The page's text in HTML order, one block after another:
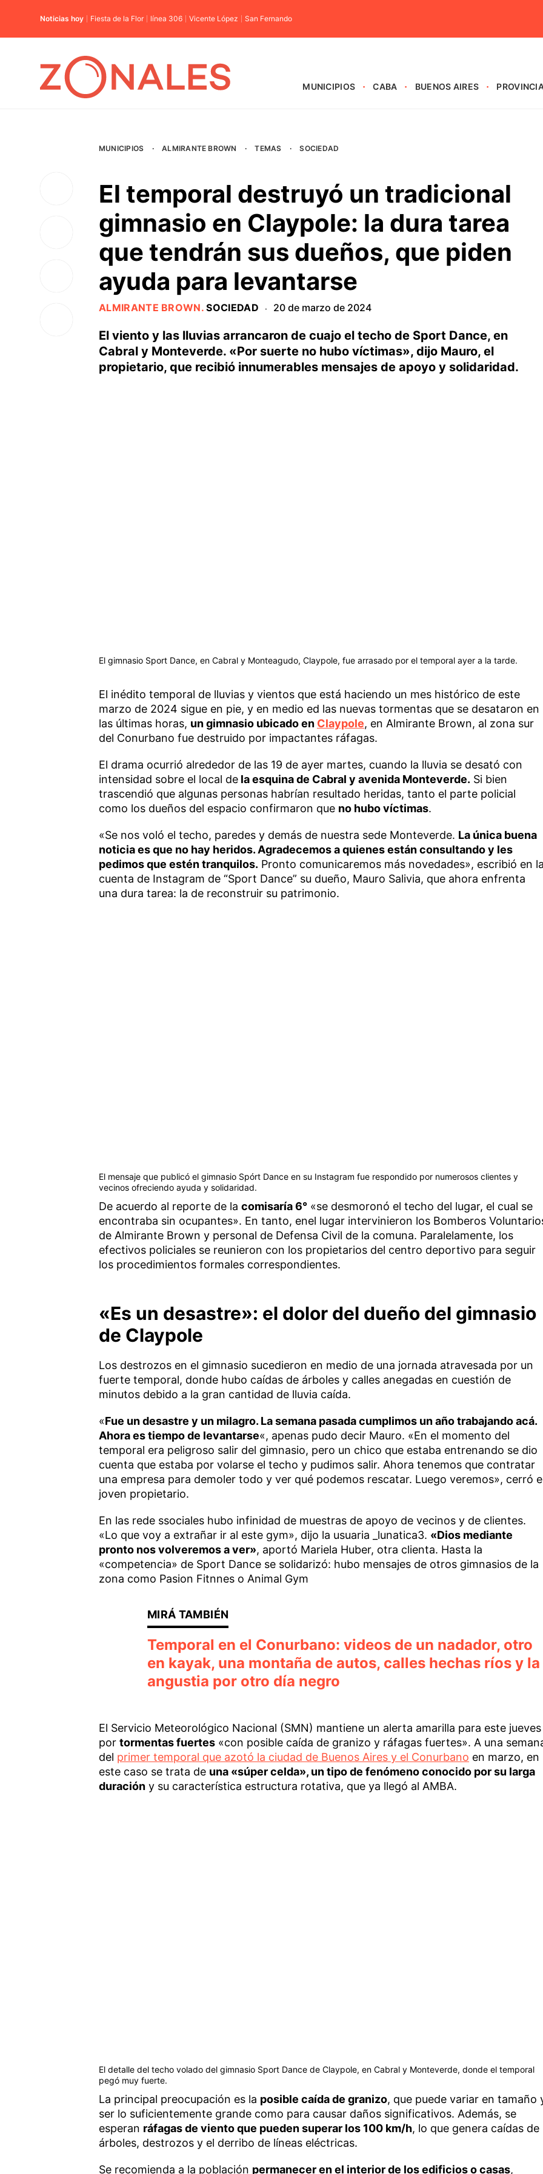
Noticias hoy Fiesta de la Flor línea 306 Vicente López San Fernando
MUNICIPIOS CABA BUENOS AIRES
MUNICIPIOS · ALMIRANTE BROWN · TEMAS · SOCIEDAD
El temporal destruyó un tradicional
gimnasio en Claypole: la dura tarea
que tendrán sus dueños, que piden
ayuda para levantarse
ALMIRANTE BROWN.SOCIEDAD · 20 de marzo de 2024
El viento y las lluvias arrancaron de cuajo el techo de Sport Dance, en
Cabral y Monteverde. «Por suerte no hubo víctimas», dijo Mauro, el
propietario, que recibió innumerables mensajes de apoyo y solidaridad.
El gimnasio Sport Dance, en Cabral y Monteagudo, Claypole, fue arrasado por el temporal ayer a la tarde.
El inédito temporal de lluvias y vientos que está haciendo un mes histórico de este
marzo de 2024 sigue en pie, y en medio ed las nuevas tormentas que se desataron en
las últimas horas, un gimnasio ubicado en Claypole, en Almirante Brown, al zona sur
del Conurbano fue destruido por impactantes ráfagas.
El drama ocurrió alrededor de las 19 de ayer martes, cuando la lluvia se desató con
intensidad sobre el local dela esquina de Cabral y avenida Monteverde. Si bien
trascendió que algunas personas habrían resultado heridas, tanto el parte policial
como los dueños del espacio confirmaron que no hubo víctimas.
«Se nos voló el techo, paredes y demás de nuestra sede Monteverde. La única buena
noticia es que no hay heridos. Agradecemos a quienes están consultando y les
pedimos que estén tranquilos. Pronto comunicaremos más novedades», escribió en
cuenta de Instagram de “Sport Dance” su dueño, Mauro Salivia, que ahora enfrenta
una dura tarea: la de reconstruir su patrimonio.
El mensaje que publicó el gimnasio Spórt Dance en su Instagram fue respondido por numerosos clientes y
vecinos ofreciendo ayuda y solidaridad.
De acuerdo al reporte de la comisaría 6°«se desmoronó el techo del lugar, el cual se
encontraba sin ocupantes». En tanto, enel lugar intervinieron los Bomberos
de Almirante Brown y personal de Defensa Civil de la comuna. Paralelamente, los
efectivos policiales se reunieron con los propietarios del centro deportivo para seguir
los procedimientos formales correspondientes.
«Es un desastre»: el dolor del dueño del gimnasio
de Claypole
Los destrozos en el gimnasio sucedieron en medio de una jornada atravesada por un
fuerte temporal, donde hubo caídas de árboles y calles anegadas en cuestión de
minutos debido a la gran cantidad de lluvia caída.
«Fue un desastre y un milagro. La semana pasada cumplimos un año trabajando acá.
Ahora es tiempo de levantarse«, apenas pudo decir Mauro. «En el momento del
temporal era peligroso salir del gimnasio, pero un chico que estaba entrenando se dio
cuenta que estaba por volarse el techo y pudimos salir. Ahora tenemos que contratar
una empresa para demoler todo y ver qué podemos rescatar. Luego veremos», cerró
joven propietario.
En las rede ssociales hubo infinidad de muestras de apoyo de vecinos y de clientes.
«Lo que voy a extrañar ir al este gym», dijo la usuaria _lunatica3. «Dios mediante
pronto nos volveremos a ver», aportó Mariela Huber, otra clienta. Hasta la
«competencia» de Sport Dance se solidarizó: hubo mensajes de otros gimnasios de la
zona como Pasion Fitnnes o Animal Gym
Temporal en el Conurbano: videos de un nadador, otro
en kayak, una montaña de autos, calles hechas ríos y la
angustia por otro día negro
El Servicio Meteorológico Nacional (SMN) mantiene un alerta amarilla para este jueves
por tormentas fuertes«con posible caída de granizo y ráfagas fuertes». A una
del primer temporal que azotó la ciudad de Buenos Aires y el Conurbano en marzo, en
este caso se trata de una «súper celda», un tipo de fenómeno conocido por su larga
duracióny su característica estructura rotativa, que ya llegó al AMBA.
El detalle del techo volado del gimnasio Sport Dance de Claypole, en Cabral y Monteverde, donde el temporal
pegó muy fuerte.
La principal preocupación es la posible caída de granizo, que puede variar en tamaño
ser lo suficientemente grande como para causar daños significativos. Además, se
esperan ráfagas de viento que pueden superar los 100 km/h, lo que genera caídas de
árboles, destrozos y el derribo de líneas eléctricas.
Se recomienda a la población permanecer en el interior de los edificios o casas,